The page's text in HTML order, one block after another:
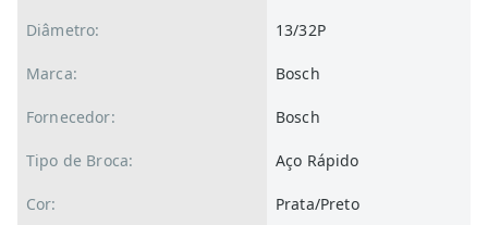
Diâmetro: 13/32P
Marca: Bosch
Fornecedor: Bosch
Tipo de Broca: Aço Rápido
Cor: Prata/Preto